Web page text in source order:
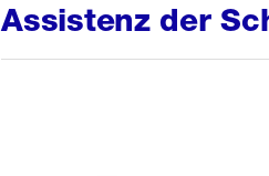
Assistenz der